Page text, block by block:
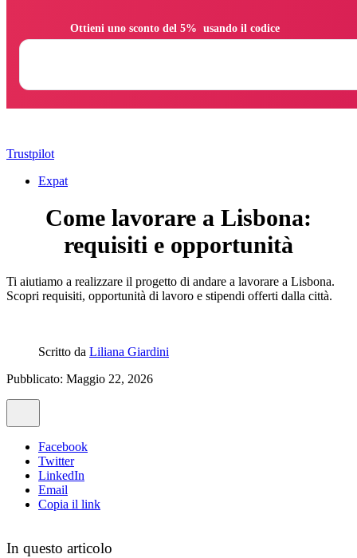
Trustpilot
Expat
Come lavorare a Lisbona:
requisiti e opportunità
Ti aiutiamo a realizzare il progetto di andare a lavorare a Lisbona.
Scopri requisiti, opportunità di lavoro e stipendi offerti dalla città.
Scritto da Liliana Giardini
Pubblicato: Maggio 22, 2026
Facebook
Twitter
LinkedIn
Email
Copia il link
In questo articolo